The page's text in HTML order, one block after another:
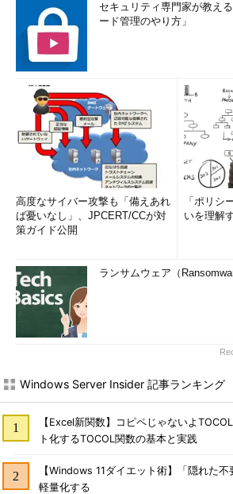
セキュリティ専門家が教え
ード管理のやり方」
高度なサイバー攻撃も「備えあれ
ば憂いなし」、JPCERT/CCが対
策ガイド公開
「ポリシ
いを理解
ランサムウェア（
Windows Server Insider 記事ランキング
【Excel新関数】コピペじゃないよ
ト化するTOCOL関数の基本と実践
【Windows 11ダイエット術】「隠れた
軽量化する